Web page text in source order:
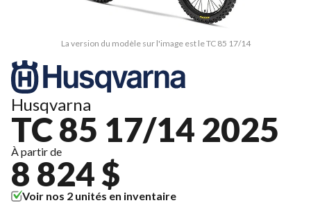
La version du modèle sur l'image est le TC 85 17/14
Husqvarna
TC 85 17/14 2025
À partir de
8 824 $
Voir nos 2 unités en inventaire